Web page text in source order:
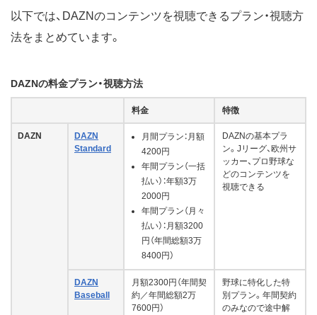
以下では、DAZNのコンテンツを視聴できるプラン・視聴方
法をまとめています。
DAZNの料金プラン・視聴方法
料金 特徴
DAZN
DAZN
Standard
月間プラン：月額
4200円
年間プラン（一括
払い）：年額3万
2000円
年間プラン（月々
払い）：月額3200
円（年間総額3万
8400円）
DAZNの基本プラ
ン。Jリーグ、欧州サ
ッカー、プロ野球な
どのコンテンツを
視聴できる
DAZN
Baseball
月額2300円（年間契
約／年間総額2万
7600円）
野球に特化した特
別プラン。年間契約
のみなので途中解